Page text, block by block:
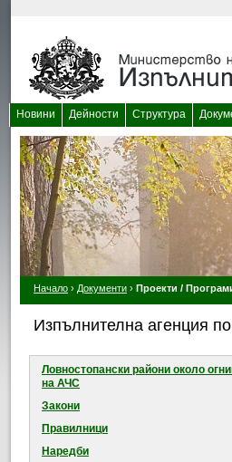
Новини Дейности Структура
Начало › Документи › Проекти /
Изпълнителна агенция
Ловностопански райони около
на АЧС
Закони
Правилници
Наредби